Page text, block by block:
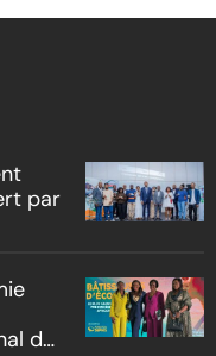
par
du